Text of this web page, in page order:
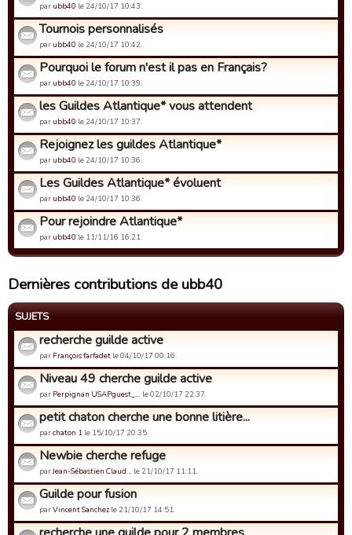
par ubb40 le 24/10/17 10:43.
Tournois personnalisés
par ubb40 le 24/10/17 10:42.
Pourquoi le forum n'est il pas en Français?
par ubb40 le 24/10/17 10:39.
les Guildes Atlantique* vous attendent
par ubb40 le 24/10/17 10:37.
Rejoignez les guildes Atlantique*
par ubb40 le 24/10/17 10:36.
Les Guildes Atlantique* évoluent
par ubb40 le 24/10/17 10:36.
Pour rejoindre Atlantique*
par ubb40 le 11/11/16 16:21.
Dernières contributions de ubb40
SUJETS
recherche guilde active
par François farfadet le 04/10/17 00:16.
Niveau 49 cherche guilde active
par Perpignan USAPguest_… le 02/10/17 22:37.
petit chaton cherche une bonne litière...
parchaton 1 le 15/10/17 20:35.
Newbie cherche refuge
parJean-Sébastien Claud… le 21/10/17 11:11.
Guilde pour fusion
parVincent Sanchezle 21/10/17 14:51.